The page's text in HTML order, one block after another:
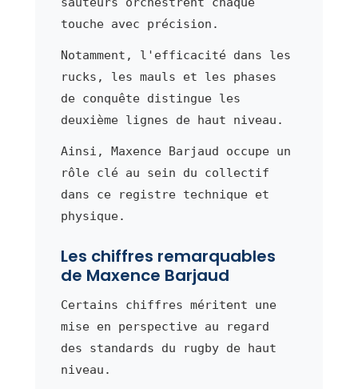
touche avec précision.
Notamment, l'efficacité dans les
rucks, les mauls et les phases
de conquête distingue les
deuxième lignes de haut niveau.
Ainsi, Maxence Barjaud occupe un
rôle clé au sein du collectif
dans ce registre technique et
physique.
Les chiffres remarquables
de Maxence Barjaud
Certains chiffres méritent une
mise en perspective au regard
des standards du rugby de haut
niveau.